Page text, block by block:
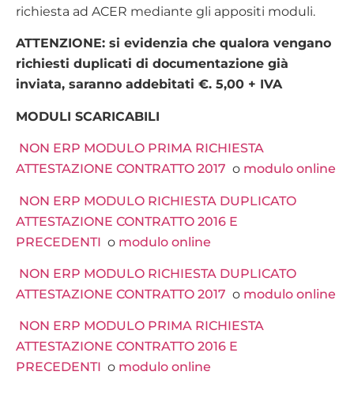
richiesta ad ACER mediante gli appositi moduli.
ATTENZIONE: si evidenzia che qualora vengano
richiesti duplicati di documentazione già
inviata, saranno addebitati €. 5,00 + IVA
MODULI SCARICABILI
NON ERP MODULO PRIMA RICHIESTA
ATTESTAZIONE CONTRATTO 2017 o modulo online
NON ERP MODULO RICHIESTA DUPLICATO
ATTESTAZIONE CONTRATTO 2016 E
PRECEDENTI o modulo online
NON ERP MODULO RICHIESTA DUPLICATO
ATTESTAZIONE CONTRATTO 2017 o modulo online
NON ERP MODULO PRIMA RICHIESTA
ATTESTAZIONE CONTRATTO 2016 E
PRECEDENTI o modulo online